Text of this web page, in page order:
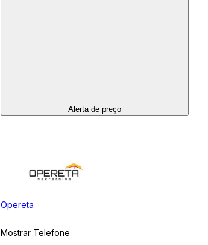
Alerta de preço
Opereta
Mostrar Telefone